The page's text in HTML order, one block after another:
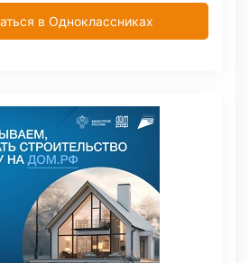
в Одноклассниках